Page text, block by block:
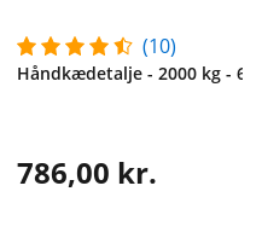
(10)
Håndkædetalje - 2000 kg - 6
786,00 kr.